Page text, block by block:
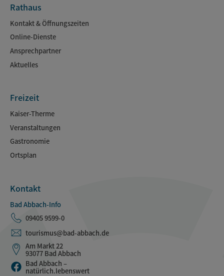
Rathaus
Kontakt & Öffnungszeiten
Online-Dienste
Ansprechpartner
Aktuelles
Freizeit
Kaiser-Therme
Veranstaltungen
Gastronomie
Ortsplan
Kontakt
Bad Abbach-Info
09405 9599-0
tourismus@bad-abbach.de
Am Markt 22
93077 Bad Abbach
Bad Abbach –
natürlich.lebenswert